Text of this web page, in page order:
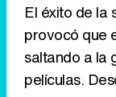
El éxito de la
provocó que
saltando a la
películas.